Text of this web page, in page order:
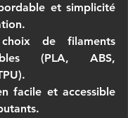
et simplicité
de filaments
(PLA, ABS,
facile et accessible